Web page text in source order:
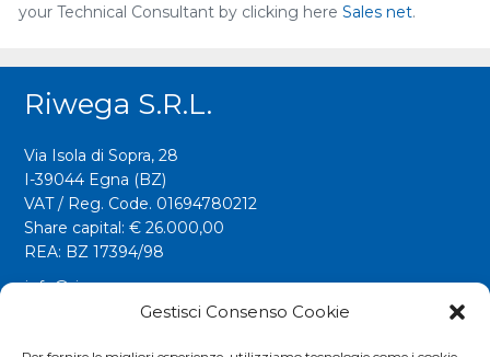
Gestisci Consenso Cookie
your Technical Consultant by clicking here Sales net.
Riwega S.r.l.
Via Isola di Sopra, 28
I-39044 Egna (BZ)
VAT / Reg. Code. 01694780212
Share capital: € 26.000,00
REA: BZ 17394/98
info@riwega.com
riwega@legalmail.it